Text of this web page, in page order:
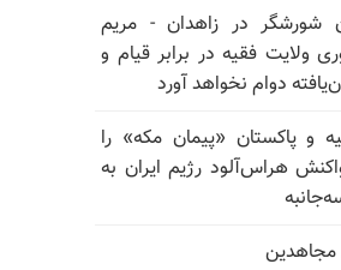
شورشگر در زاهدان - مریم
ولایت فقیه در برابر قیام و
دوام نخواهد آورد
و پاکستان «پیمان مکه» را
هراس‌آلود رژیم ایران به
مجاهدین